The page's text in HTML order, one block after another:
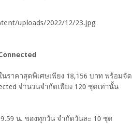
ราคาสุดพิเศษเพียง 18,156 บาท พร้อมจัด
จำนวนจำกัดเพียง 120 ชุดเท่านั้น
น. ของทุกวัน จำกัดวันละ 10 ชุด